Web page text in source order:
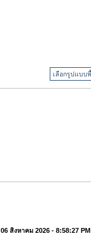
เลือกรูปแบบ
06 สิงหาคม 2026 - 8:58:27 PM